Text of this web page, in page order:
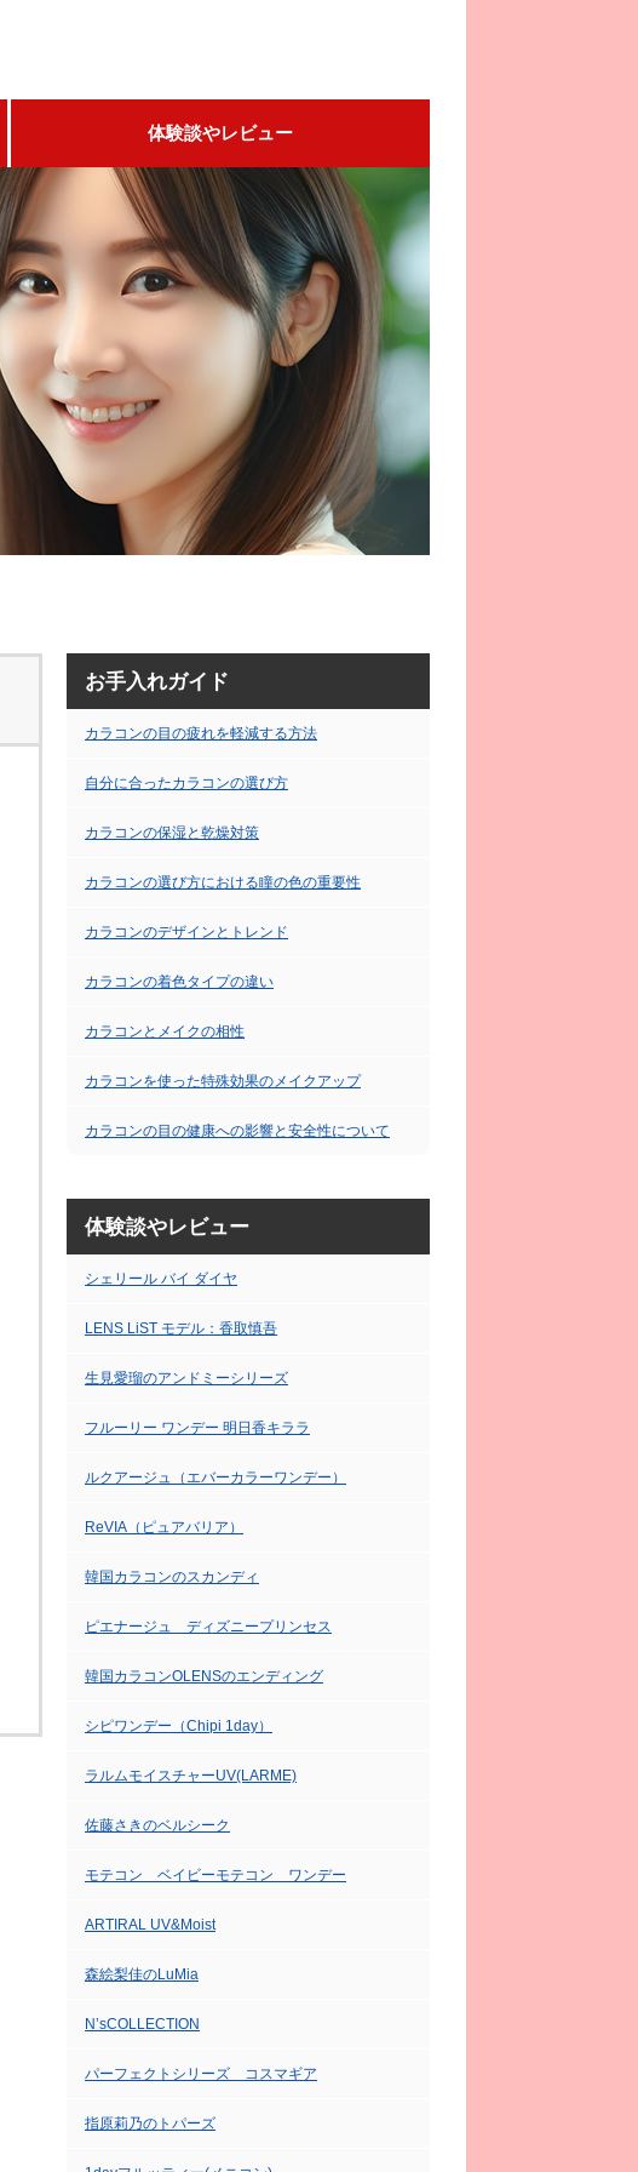
体験談やレビュー
お手入れガイド
カラコンの目の疲れを軽減する方法
自分に合ったカラコンの選び方
カラコンの保湿と乾燥対策
カラコンの選び方における瞳の色の重要性
カラコンのデザインとトレンド
カラコンの着色タイプの違い
カラコンとメイクの相性
カラコンを使った特殊効果のメイクアップ
カラコンの目の健康への影響と安全性について
体験談やレビュー
シェリール バイ ダイヤ
LENS LiST モデル：香取慎吾
生見愛瑠のアンドミーシリーズ
フルーリー ワンデー 明日香キララ
ルクアージュ（エバーカラーワンデー）
ReVIA（ピュアバリア）
韓国カラコンのスカンディ
ピエナージュ ディズニープリンセス
韓国カラコンOLENSのエンディング
シピワンデー（Chipi 1day）
ラルムモイスチャーUV(LARME)
佐藤さきのベルシーク
モテコン ベイビーモテコン ワンデー
ARTIRAL UV&Moist
森絵梨佳のLuMia
N’sCOLLECTION
パーフェクトシリーズ コスマギア
指原莉乃のトパーズ